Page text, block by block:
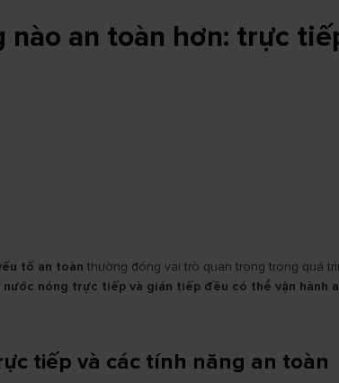
nào an toàn hơn: trực
tố an toàn thường đóng vai trò quan trọng trong quá
nước nóng trực tiếp và gián tiếp đều có thể vận hành
tiếp và các tính năng an toàn